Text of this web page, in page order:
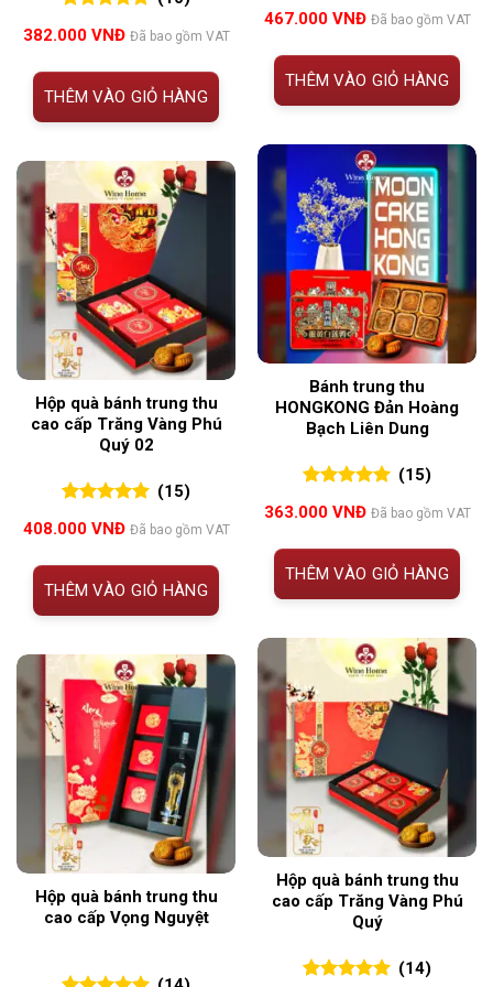
đánh giá
467.000 VNĐ Đã bao gồm VAT
THÊM VÀO GIỎ HÀNG
đánh giá
382.000 VNĐ Đã bao gồm VAT
THÊM VÀO GIỎ HÀNG
Bánh trung thu
HONGKONG Đản Hoàng
Bạch Liên Dung
đánh giá
(15)
363.000 VNĐ Đã bao gồm VAT
THÊM VÀO GIỎ HÀNG
Hộp quà bánh trung thu
cao cấp Trăng Vàng Phú
Quý 02
đánh giá
(15)
408.000 VNĐ Đã bao gồm VAT
THÊM VÀO GIỎ HÀNG
Hộp quà bánh trung thu
cao cấp Trăng Vàng Phú
Quý
(14)
Hộp quà bánh trung thu
cao cấp Vọng Nguyệt